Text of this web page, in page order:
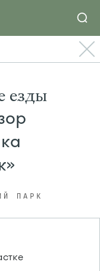
езды
ПАРК